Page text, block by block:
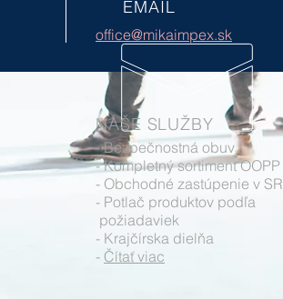
EMAIL
office@mikaimpex.sk
NAŠE SLUŽBY
- Bezpečnostná obuv
- Kompletný sortiment OOPP
- Obchodné zastúpenie v SR
- Potlač produktov podľa
požiadaviek
- Krajčírska dielňa
- Čítať viac